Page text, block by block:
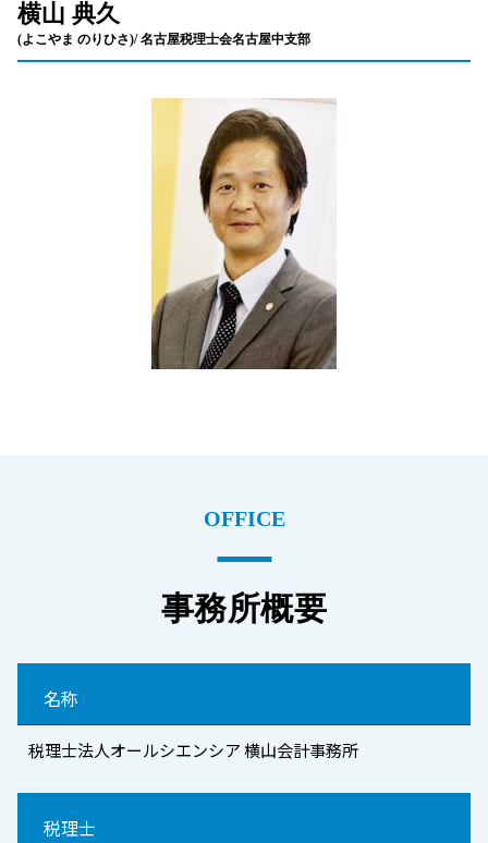
横山 典久
(よこやま のりひさ)/ 名古屋税理士会名古屋中支部
OFFICE
事務所概要
名称
税理士法人オールシエンシア 横山会計事務所
税理士